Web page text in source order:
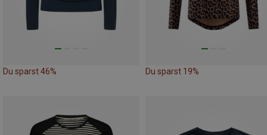
Du sparst 46% Du sparst 19%